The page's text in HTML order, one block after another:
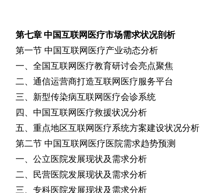
第七章 中国互联网医疗市场需求状况剖析
第一节 中国互联网医疗产业动态分析
一、全国互联网医疗教育研讨会亮点聚焦
二、通信运营商打造互联网医疗服务平台
三、新型传染病互联网医疗会诊系统
四、中国互联网医疗救援状况分析
五、重点地区互联网医疗系统方案建设状况分析
第二节 中国互联网医疗医院需求趋势预测
一、公立医院发展现状及需求分析
二、民营医院发展现状及需求分析
三、专科医院发展现状及需求分析